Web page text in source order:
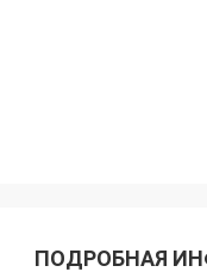
ПОДРОБНАЯ